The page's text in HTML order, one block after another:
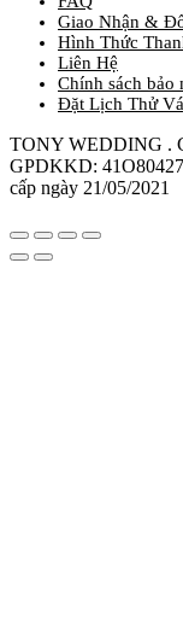
Giao Nhận &
Hình Thức
Liên Hệ
Chính sách bảo
Đặt Lịch Thử
TONY WEDDING .
GPDKKD:
cấp ngày 21/05/